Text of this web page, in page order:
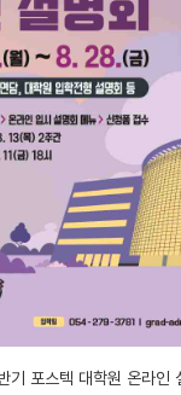
포스텍 대학원 온라인